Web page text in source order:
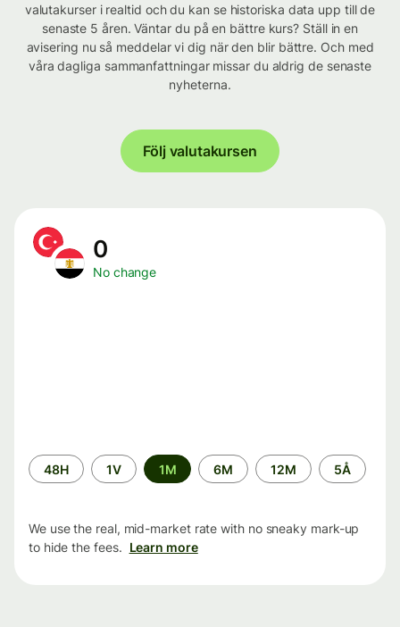
valutakurser i realtid och du kan se historiska data upp till de
senaste 5 åren. Väntar du på en bättre kurs? Ställ in en
avisering nu så meddelar vi dig när den blir bättre. Och med
våra dagliga sammanfattningar missar du aldrig de senaste
nyheterna.
Följ valutakursen
0
No change
Time
period
48H 1V 1M 6M 12M 5Å
We use the real, mid-market rate with no sneaky mark-up
to hide the fees. Learn more